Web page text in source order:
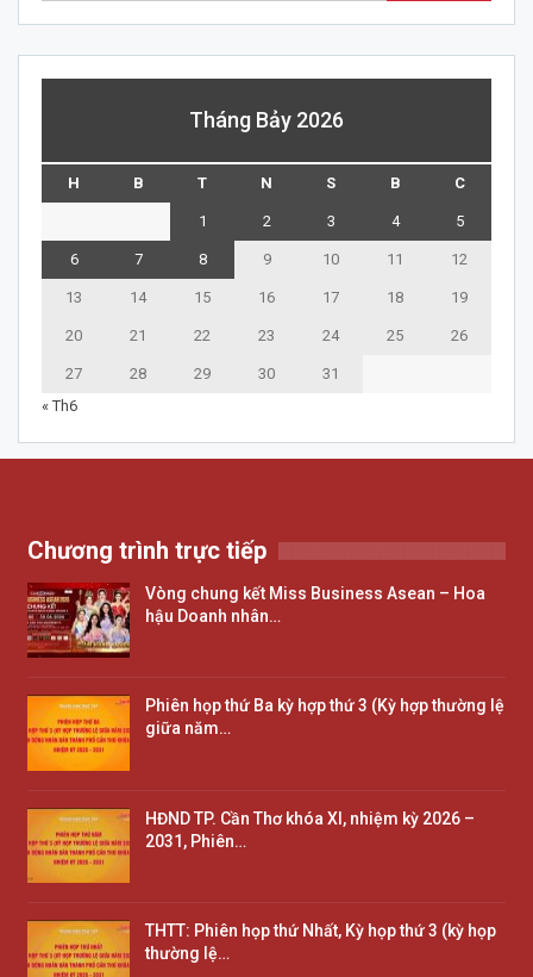
Tháng Bảy 2026
H B T N S B C
1 2 3 4 5
6 7 8 9 10 11 12
13 14 15 16 17 18 19
20 21 22 23 24 25 26
27 28 29 30
31
« Th6
Chương trình trực tiếp
Vòng chung kết Miss Business Asean – Hoa
hậu Doanh nhân…
Phiên họp thứ Ba kỳ hợp thứ 3 (Kỳ hợp thường lệ
giữa năm…
HĐND TP. Cần Thơ khóa XI, nhiệm kỳ 2026 –
2031, Phiên…
THTT: Phiên họp thứ Nhất, Kỳ họp thứ 3 (kỳ họp
thường lệ…